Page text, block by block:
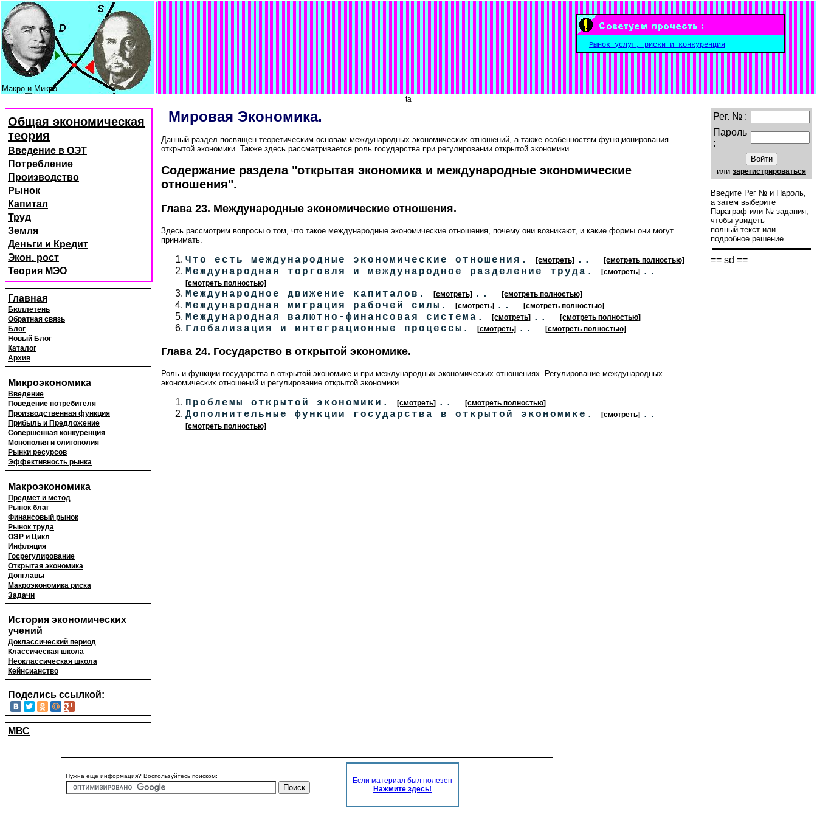
Макро и Микро
Рынок услуг, риски и конкуренция
== ta ==
Общая экономическая
теория
Введение в ОЭТ
Потребление
Производство
Рынок
Капитал
Труд
Земля
Деньги и Кредит
Экон. рост
Теория МЭО
Главная
Бюллетень
Обратная связь
Блог
Новый Блог
Каталог
Архив
Микроэкономика
Введение
Поведение потребителя
Производственная функция
Прибыль и Предложение
Совершенная конкуренция
Монополия и олигополия
Рынки ресурсов
Эффективность рынка
Макроэкономика
Предмет и метод
Рынок благ
Финансовый рынок
Рынок труда
ОЭР и Цикл
Инфляция
Госрегулирование
Открытая экономика
Допглавы
Макроэкономика риска
Задачи
История экономических
учений
Доклассический период
Классическая школа
Неоклассическая школа
Кейнсианство
Поделись ссылкой:
МВС
Мировая Экономика.
Данный раздел посвящен теоретическим основам международных экономических отношений, а также особенностям функционирования
открытой экономики. Также здесь рассматривается роль государства при регулировании открытой экономики.
Содержание раздела "открытая экономика и международные экономические
отношения".
Глава 23. Международные экономические отношения.
Здесь рассмотрим вопросы о том, что такое международные экономические отношения, почему они возникают, и какие формы они могут
принимать.
Что есть международные экономические отношения. [смотреть] .. [смотреть полностью]
Международная торговля и международное разделение труда. [смотреть] ..
[смотреть полностью]
Международное движение капиталов. [смотреть] .. [смотреть полностью]
Международная миграция рабочей силы. [смотреть] .. [смотреть полностью]
Международная валютно-финансовая система. [смотреть] .. [смотреть полностью]
Глобализация и интеграционные процессы. [смотреть] .. [смотреть полностью]
Глава 24. Государство в открытой экономике.
Роль и функции государства в открытой экономике и при международных экономических отношениях. Регулирование международных
экономических отношений и регулирование открытой экономики.
Проблемы открытой экономики. [смотреть] .. [смотреть полностью]
Дополнительные функции государства в открытой экономике. [смотреть] ..
[смотреть полностью]
Рег. № :
Пароль
:
или зарегистрироваться
Введите Рег № и Пароль,
а затем выберите
Параграф или № задания,
чтобы увидеть
полный текст или
подробное решение
== sd ==
Нужна еще информация? Воспользуйтесь поиском:
Если материал был полезен
Нажмите здесь!